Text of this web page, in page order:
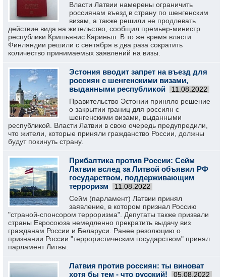
Власти Латвии намерены ограничить
россиянам въезд в страну по шенгенским
визам, а также решили не продлевать
действие вида на жительство, сообщил премьер-министр
республики Кришьянис Кариньш. В то же время власти
Финляндии решили с сентября в два раза сократить
количество принимаемых заявлений на визы.
Эстония вводит запрет на въезд для
россиян с шенгенскими визами,
выданными республикой
11.08.2022
Правительство Эстонии приняло решение
о закрытии границ для россиян с
шенгенскими визами, выданными
республикой. Власти Латвии в свою очередь предупредили,
что жители, которые приняли гражданство России, должны
будут покинуть страну.
Прибалтика против России: Сейм
Латвии вслед за Литвой объявил РФ
государством, поддерживающим
терроризм
11.08.2022
Сейм (парламент) Латвии принял
заявление, в котором признал Россию
"страной-спонсором терроризма". Депутаты также призвали
страны Евросоюза немедленно прекратить выдачу виз
гражданам России и Беларуси. Ранее резолюцию о
признании России "террористическим государством" принял
парламент Литвы.
Латвия против россиян: ты виноват
хотя бы тем - что русский!
05.08.2022